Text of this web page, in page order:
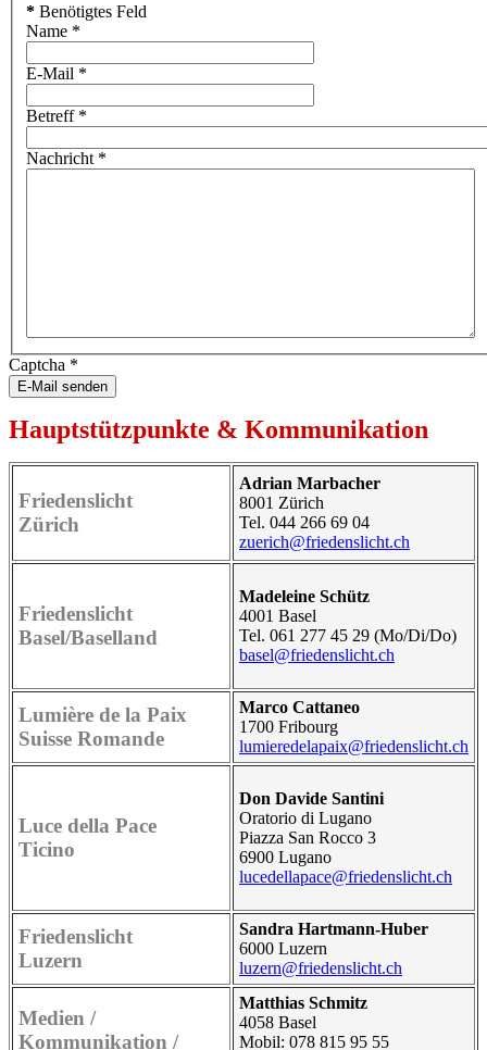
* Benötigtes Feld
Name *
E-Mail *
Betreff*
Nachricht *
Captcha *
E-Mail senden
Hauptstützpunkte & Kommunikation
Friedenslicht
Zürich
Adrian Marbacher
8001 Zürich
Tel. 044 266 69 04
zuerich@friedenslicht.ch
Friedenslicht
Basel/Baselland
Madeleine Schütz
4001 Basel
Tel. 061 277 45 29 (Mo/Di/Do)
basel@friedenslicht.ch
Lumière de la Paix
Suisse Romande
Marco Cattaneo
1700 Fribourg
lumieredelapaix@friedenslicht.ch
Luce della Pace
Ticino
Don Davide Santini
Oratorio di Lugano
Piazza San Rocco 3
6900 Lugano
lucedellapace@friedenslicht.ch
Friedenslicht
Luzern
Sandra Hartmann-Huber
6000 Luzern
luzern@friedenslicht.ch
Medien /
Kommunikation /
Matthias Schmitz
4058 Basel
Mobil: 078 815 95 55